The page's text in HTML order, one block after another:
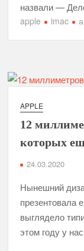
назвали —
apple imac
APPLE
12
которых
24.03.2020
Нынешний
презентовала
выглядело
этом году у